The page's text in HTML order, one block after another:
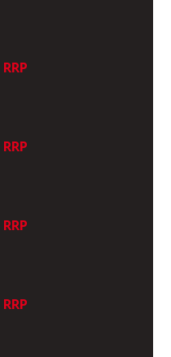
RRP
RRP
RRP
RRP